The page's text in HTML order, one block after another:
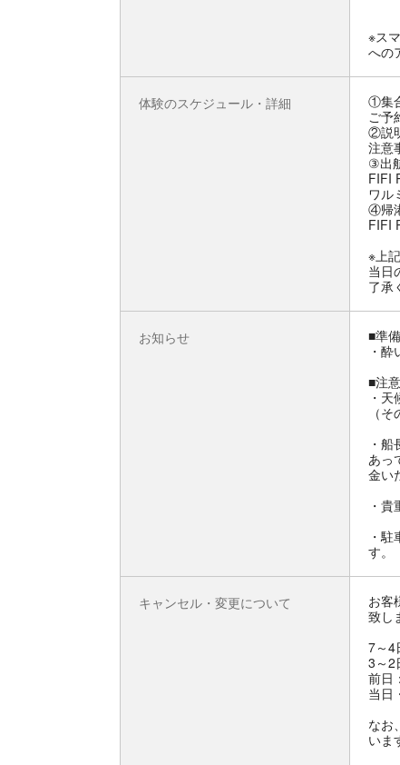
※ス
への
体験のスケジュール・詳細
①集
ご予
②説
注意
③出
FIFI
ワル
④帰
FIFI
※上
当日
了承
お知らせ
■準
・
■注
・
（
・
あっ
金い
・
・
す。
キャンセル・変更について
お客
致し
7～4
3～2
前日
当日
なお
いま